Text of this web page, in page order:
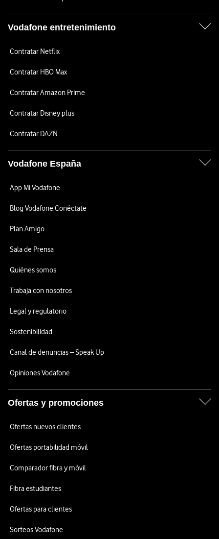
Vodafone entretenimiento
Contratar Netflix
Contratar HBO Max
Contratar Amazon Prime
Contratar Disney plus
Contratar DAZN
Vodafone España
App Mi Vodafone
Blog Vodafone Conéctate
Plan Amigo
Sala de Prensa
Quiénes somos
Trabaja con nosotros
Legal y regulatorio
Sostenibilidad
Canal de denuncias – Speak Up
Opiniones Vodafone
Ofertas y promociones
Ofertas nuevos clientes
Ofertas portabilidad móvil
Comparador fibra y móvil
Fibra estudiantes
Ofertas para clientes
Sorteos Vodafone